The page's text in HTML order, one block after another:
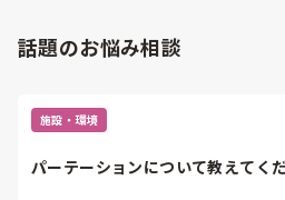
パートでも正社員でもです！
4社全部そうです！
ありえません。退職検討したほうが
正社員雇えばいいのに‥！
話題のお悩み相談
施設・環境
パーテーションについて教えてく